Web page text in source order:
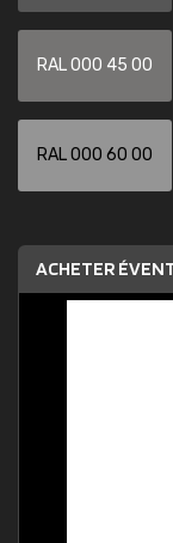
RAL 000 45 00
RAL 000 60 00
ACHETER